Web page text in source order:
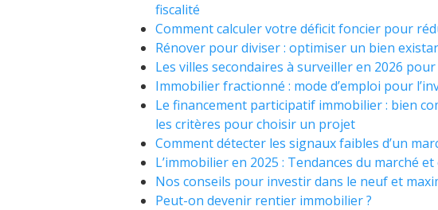
fiscalité
Comment calculer votre déficit foncier pour
Rénover pour diviser : optimiser un bien
Les villes secondaires à surveiller en 2026
Immobilier fractionné : mode d’emploi pour
Le financement participatif immobilier : bien
les critères pour choisir un projet
Comment détecter les signaux faibles d’un
L’immobilier en 2025 : Tendances du marché
Nos conseils pour investir dans le neuf et
Peut-on devenir rentier immobilier ?